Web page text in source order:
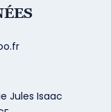
Jules Isaac